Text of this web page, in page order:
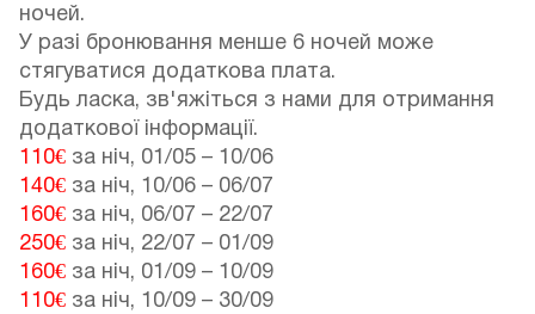
ночей.
У разі бронювання менше 6 ночей може
стягуватися додаткова плата.
Будь ласка, зв'яжіться з нами для отримання
додаткової інформації.
110€ за ніч, 01/05 – 10/06
140€ за ніч, 10/06 – 06/07
160€ за ніч, 06/07 – 22/07
250€ за ніч, 22/07 – 01/09
160€ за ніч, 01/09 – 10/09
110€ за ніч, 10/09 – 30/09